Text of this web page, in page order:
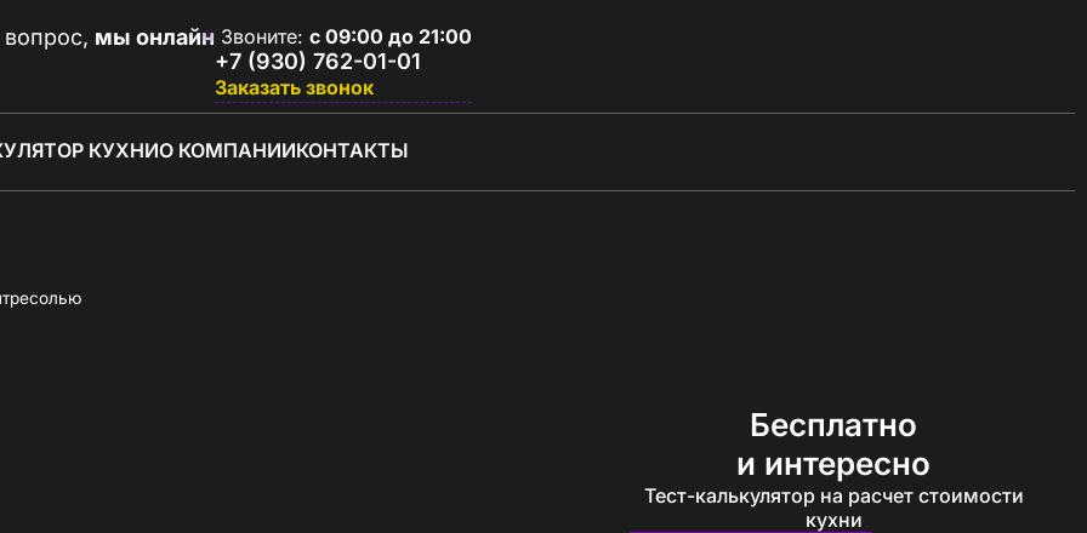
вопрос, мы онлайн Звоните: с 09:00 до 21:00
+7 (930) 762-01-01
Заказать звонок
КУХНИО КОМПАНИИКОНТАКТЫ
Бесплатно
и интересно
Тест-калькулятор на расчет стоимости
кухни